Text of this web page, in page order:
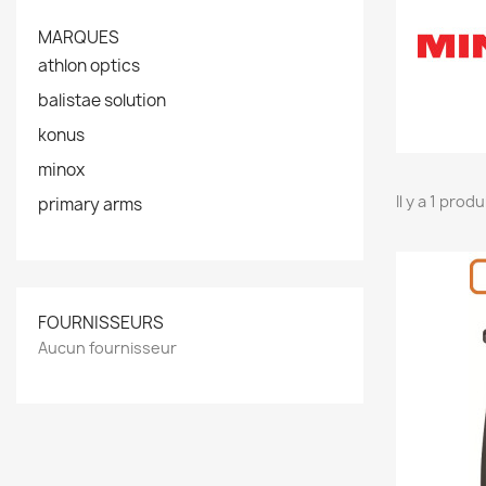
MARQUES
athlon optics
balistae solution
konus
minox
primary arms
FOURNISSEURS
Aucun fournisseur
Il y a 1